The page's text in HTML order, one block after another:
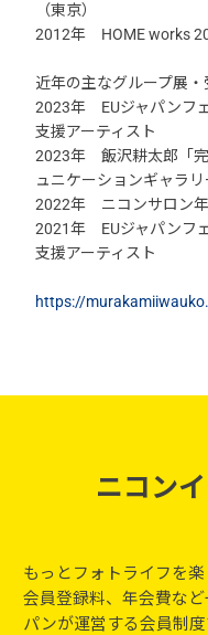
（東京）
2012年 HOME works
近年の主なグループ展
2023年 EUジャパンフ
支援アーティスト
2023年 飯沢耕太郎「完
ュニケーションギャラリ
2022年 ニコンサロン
2021年 EUジャパンフ
支援アーティスト
https://
ニコン
もっとフォトライフを楽
会員登録料、年会費な
パンが運営する会員制度